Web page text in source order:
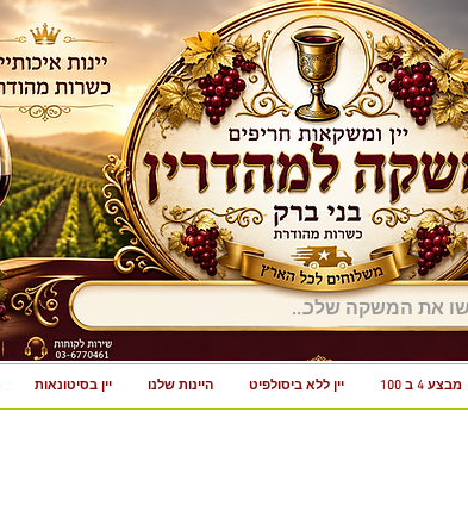
יין בסיטונאות היינות שלנו יין ללא ביסולפיט מבצע 4 ב 100